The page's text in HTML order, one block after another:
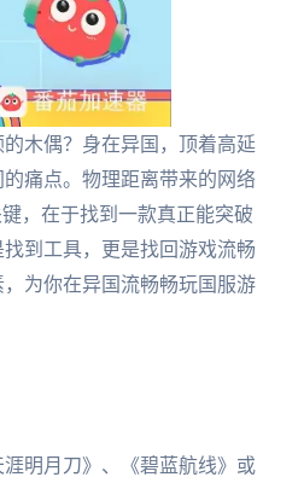
木偶？身在异国，顶着高延
痛点。物理距离带来的网络
，在于找到一款真正能突破
到工具，更是找回游戏流畅
为你在异国流畅畅玩国服游
明月刀》、《碧蓝航线》或